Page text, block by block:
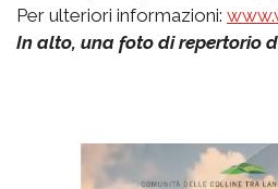
Per ulteriori informazioni:
In alto, una foto di repertorio